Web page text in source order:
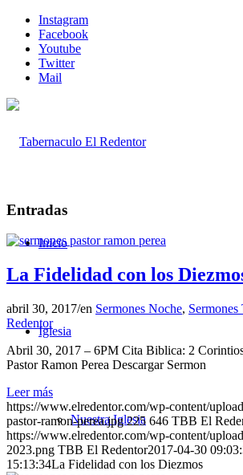
Instagram
Facebook
Youtube
Twitter
Mail
Inicio
Iglesia
Nuestra Iglesia
Entradas
La Fidelidad con los
abril 30, 2017/en Sermones Noche, Sermones
Redentor
Abril 30, 2017 – 6PM Cita Biblica: 2
Pastor Ramon Perea Descargar Sermon
Leer más
https://www.elredentor.com/wp-content/
pastor-ramon-perea.jpg 225 646 TBB El
https://www.elredentor.com/wp-content/
2023.png TBB El Redentor2017-04-30
15:13:34La Fidelidad con los Diezmos